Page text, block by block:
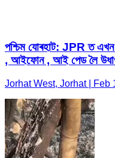
পশ্চিম যোৰহাট: JPR ত এখন
, আইফোন , আই পেড লৈ
Jorhat West, Jorhat | Feb